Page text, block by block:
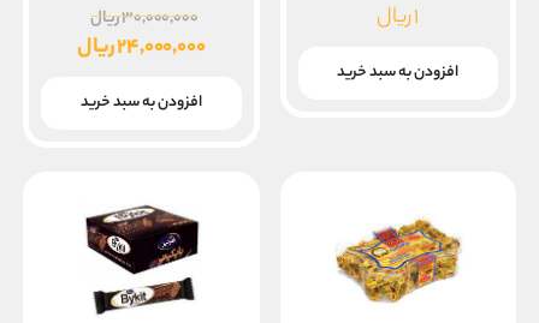
۱ریال
افزودن به سبد خرید
۳۰,۰۰۰,۰۰۰ریال
اصلی
۲۴,۰۰۰,۰۰۰ریال
فعلی
افزودن به سبد خرید